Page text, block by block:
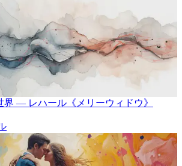
界 ― レハール《メリーウィドウ》